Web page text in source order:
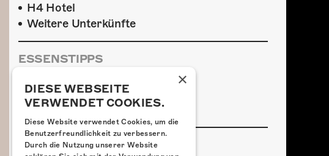
H4 Hotel
Weitere Unterkünfte
ESSENSTIPPS
Restaurant Kreuz
Pittaria
LINKS & PARTNER
×
DIESE WEBSEITE
VERWENDET COOKIES.
Diese Website verwendet Cookies, um die
Benutzerfreundlichkeit zu verbessern.
Durch die Nutzung unserer Website